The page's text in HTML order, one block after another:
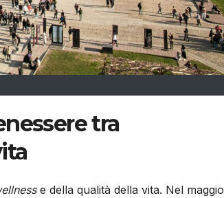
tra
e della qualità della vita. Nel maggio